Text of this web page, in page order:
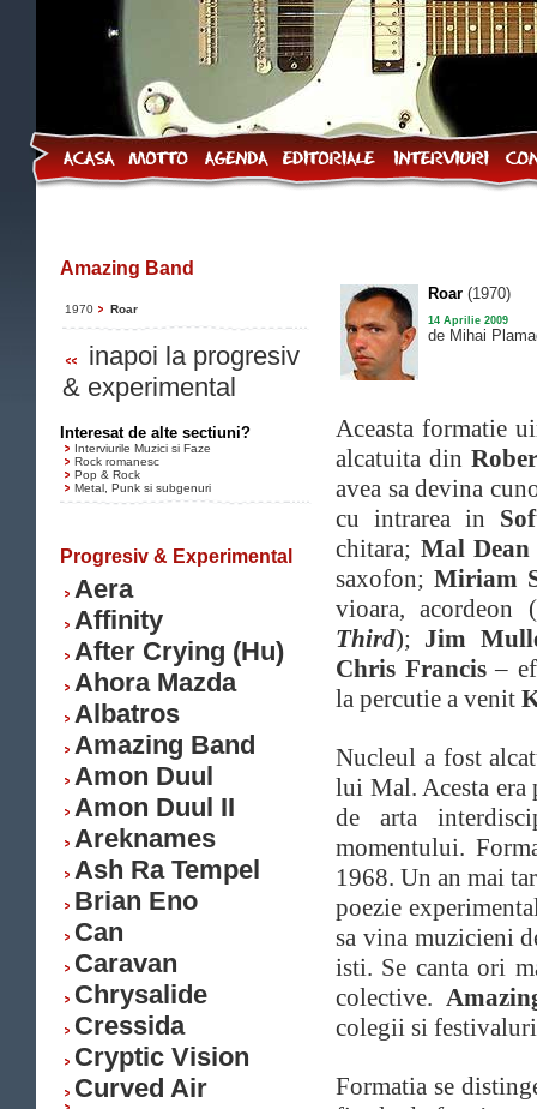
Amazing Band
1970 Roar
inapoi la progresiv
& experimental
Interesat de alte sectiuni?
Interviurile Muzici si Faze
Rock romanesc
Pop & Rock
Metal, Punk si subgenuri
Progresiv & Experimental
Aera
Affinity
After Crying (Hu)
Ahora Mazda
Albatros
Amazing Band
Amon Duul
Amon Duul II
Areknames
Ash Ra Tempel
Brian Eno
Can
Caravan
Chrysalide
Cressida
Cryptic Vision
Curved Air
Roar (1970)
14 Aprilie 2009
de Mihai
Aceasta formatie
alcatuita din
avea sa devina
cu intrarea in
chitara; Mal Dean
saxofon; Miriam
vioara, acordeon
Third); Jim
Chris Francis–
la percutie a venit
Nucleul a fost
lui Mal. Acesta
de arta
momentului.
1968. Un an mai
poezie
sa vina muzicieni
isti. Se canta ori
colective.
colegii si
Formatia se